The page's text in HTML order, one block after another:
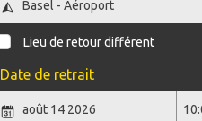
Lieu de retour différent
Date de retrait